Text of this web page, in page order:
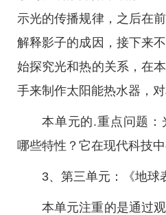
示光的传播规律，之后在
解释影子的成因，接下来
始探究光和热的关系，在
手来制作太阳能热水器，
本单元的.重点问题
哪些特性？它在现代科技
3、第三单元：《地球
本单元注重的是通过